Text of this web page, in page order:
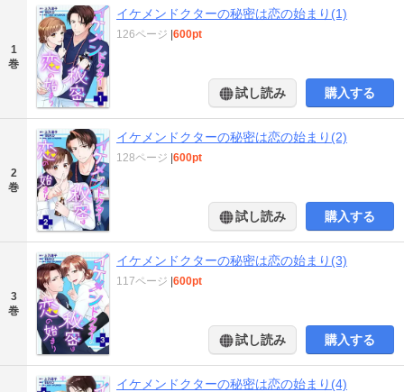
1
巻
イケメンドクターの秘密は恋の始まり(1)
126ページ |600pt
試し読み 購入する
2
巻
イケメンドクターの秘密は恋の始まり(2)
128ページ |600pt
試し読み 購入する
3
巻
イケメンドクターの秘密は恋の始まり(3)
117ページ |600pt
試し読み 購入する
イケメンドクターの秘密は恋の始まり(4)